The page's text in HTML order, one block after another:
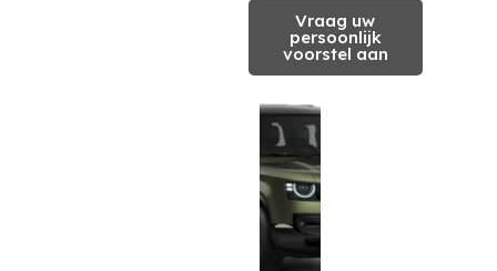
Vraag uw
persoonlijk
voorstel aan